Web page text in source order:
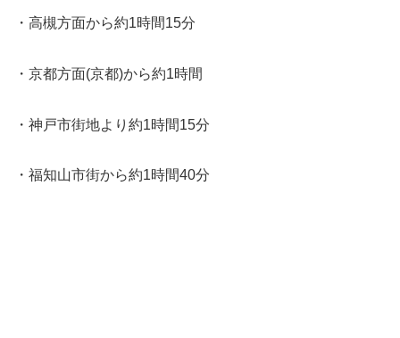
・高槻方面から約1時間15分
・京都方面(京都)から約1時間
・神戸市街地より約1時間15分
・福知山市街から約1時間40分